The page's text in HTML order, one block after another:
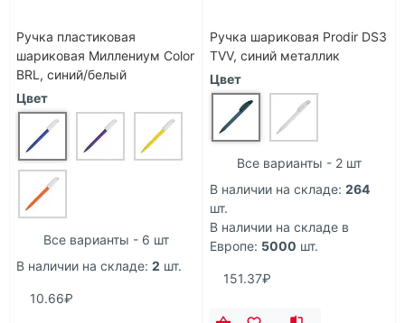
Ручка пластиковая
шариковая Миллениум Color
BRL, синий/белый
Цвет
Все варианты - 6 шт
В наличии на складе: 2 шт.
10.66₽
Ручка шариковая Prodir DS3
TVV, синий металлик
Цвет
Все варианты - 2 шт
В наличии на складе: 264
шт.
В наличии на складе в
Европе: 5000 шт.
151.37₽